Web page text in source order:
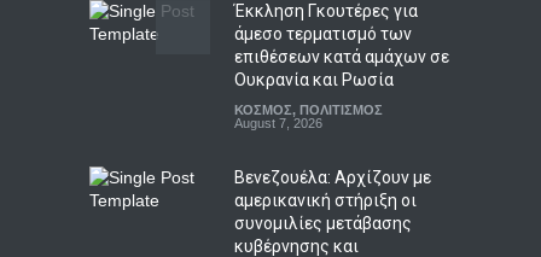
Ημερήσιες προβλέψεις για
τα ζώδια
ΖΩΔΙΑ August 7, 2026
Έκκληση Γκουτέρες για
άμεσο τερματισμό των
επιθέσεων κατά αμάχων σε
Ουκρανία και Ρωσία
ΚΟΣΜΟΣ, ΠΟΛΙΤΙΣΜΟΣ
August 7, 2026
Βενεζουέλα: Αρχίζουν με
αμερικανική στήριξη οι
συνομιλίες μετάβασης
κυβέρνησης και